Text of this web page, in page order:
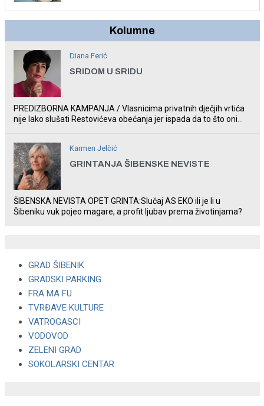
Kolumne
Diana Ferić
SRIDOM U SRIDU
PREDIZBORNA KAMPANJA / Vlasnicima privatnih dječjih vrtića
nije lako slušati Restovićeva obećanja jer ispada da to što oni
Karmen Jelčić
GRINTANJA ŠIBENSKE NEVISTE
ŠIBENSKA NEVISTA OPET GRINTA:Slučaj AS EKO ili je li u
Šibeniku vuk pojeo magare, a profit ljubav prema životinjama?
GRAD ŠIBENIK
GRADSKI PARKING
FRA MA FU
TVRĐAVE KULTURE
VATROGASCI
VODOVOD
ZELENI GRAD
SOKOLARSKI CENTAR